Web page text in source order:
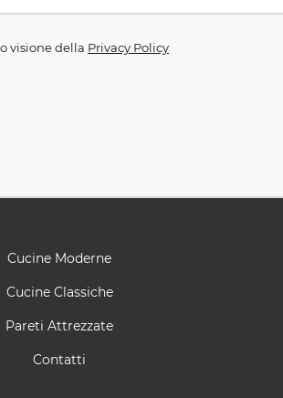
visione della Privacy Policy
Cucine Moderne
Cucine Classiche
Pareti Attrezzate
Contatti